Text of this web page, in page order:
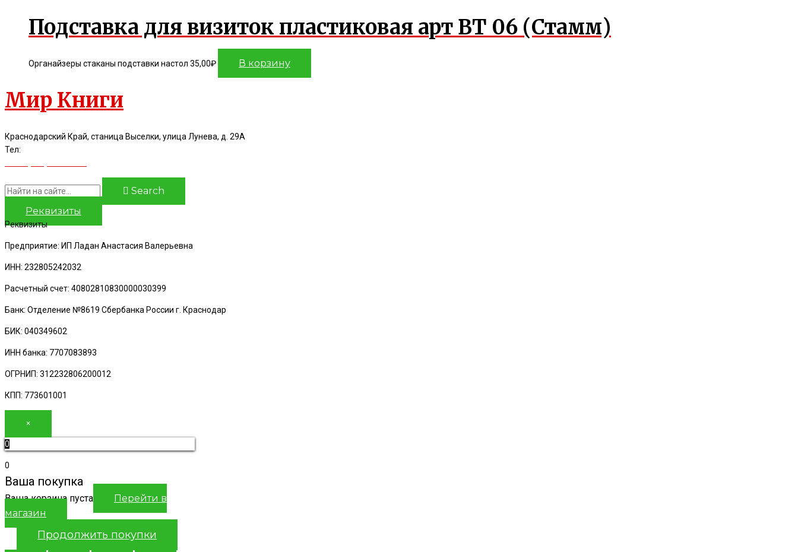
Подставка для визиток пластиковая арт ВТ 06 (Стамм)
Органайзеры стаканы подставки настол 35,00₽ В корзину
Мир Книги
Краснодарский Край, станица Выселки, улица Лунева, д. 29А
Тел:
Search
Реквизиты
Реквизиты
Предприятие: ИП Ладан Анастасия Валерьевна
ИНН: 232805242032
Расчетный счет: 40802810830000030399
Банк: Отделение №8619 Сбербанка России г. Краснодар
БИК: 040349602
ИНН банка: 7707083893
ОГРНИП: 312232806200012
КПП: 773601001
×
0
0
Ваша покупка
Ваша корзина пуста
Перейти в
магазин
Продолжить покупки